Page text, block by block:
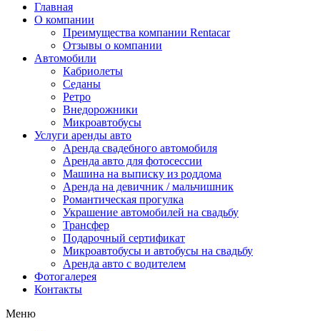
Главная
О компании
Преимущества компании Rentacar
Отзывы о компании
Автомобили
Кабриолеты
Седаны
Ретро
Внедорожники
Микроавтобусы
Услуги аренды авто
Аренда свадебного автомобиля
Аренда авто для фотосессии
Машина на выписку из роддома
Аренда на девичник / мальчишник
Романтическая прогулка
Украшение автомобилей на свадьбу
Трансфер
Подарочный сертификат
Микроавтобусы и автобусы на свадьбу
Аренда авто с водителем
Фотогалерея
Контакты
Меню